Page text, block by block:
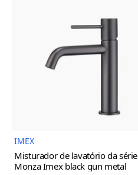
IMEX
Misturador de lavatório da série
Monza Imex black gun metal